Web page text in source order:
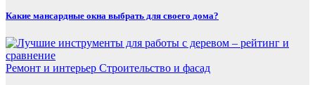
Какие мансардные окна выбрать для своего дома?
Ремонт и интерьер Строительство и фасад